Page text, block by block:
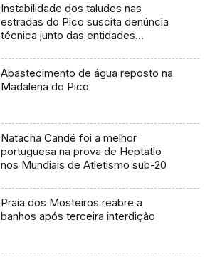
Instabilidade dos taludes nas
estradas do Pico suscita denúncia
técnica junto das entidades
Abastecimento de água reposto na
Madalena do Pico
Natacha Candé foi a melhor
portuguesa na prova de Heptatlo
nos Mundiais de Atletismo sub-20
Praia dos Mosteiros reabre a
banhos após terceira interdição